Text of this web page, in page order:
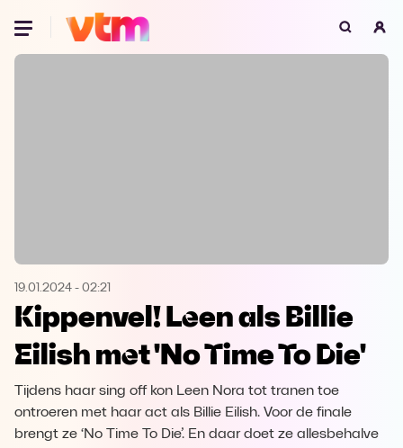
Oeps, browser niet ondersteund
Microsoft Edge Download
Opera Download
19.01.2024 - 02:21
Kippenvel! Leen als Billie
Eilish met 'No Time To Die'
Tijdens haar sing off kon Leen Nora tot tranen toe
ontroeren met haar act als Billie Eilish. Voor de finale
brengt ze ‘No Time To Die’. En daar doet ze allesbehalve